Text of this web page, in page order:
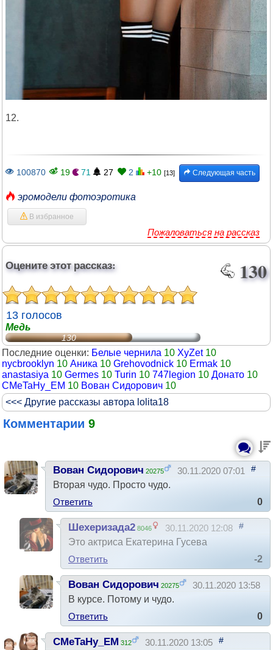
12.
100870 19 71 27 2 +10 [13] Следующая часть
эромодели фотоэротика
В избранное
Пожаловаться на рассказ
Оцените этот рассказ: 130
13 голосов
Медь
130
Последние оценки: Белые чернила 10 XyZet 10
nycbrooklyn 10 Аника 10 Grehovodnick 10 Ermak 10
anastasiya 10 Germes 10 Turin 10 747legion 10 Донато 10
CMeTaHy_EM 10 Вован Сидорович 10
<<< Другие рассказы автора lolita18
Комментарии 9
Вован Сидорович 20275 30.11.2020 07:01 #
Вторая чудо. Просто чудо.
Ответить
0
Шехеризада2 8046 30.11.2020 12:08 #
Это актриса Екатерина Гусева
Ответить
-2
Вован Сидорович 20275 30.11.2020 13:58
В курсе. Потому и чудо.
Ответить
0
CMeTaHy_EM 312 30.11.2020 13:05 #